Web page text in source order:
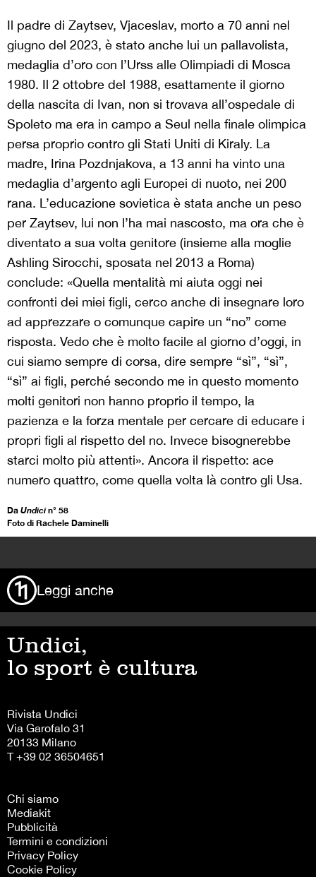
Il padre di Zaytsev, Vjaceslav, morto a 70 anni nel
giugno del 2023, è stato anche lui un pallavolista,
medaglia d’oro con l’Urss alle Olimpiadi di Mosca
1980. Il 2 ottobre del 1988, esattamente il giorno
della nascita di Ivan, non si trovava all’ospedale di
Spoleto ma era in campo a Seul nella finale olimpica
persa proprio contro gli Stati Uniti di Kiraly. La
madre, Irina Pozdnjakova, a 13 anni ha vinto una
medaglia d’argento agli Europei di nuoto, nei 200
rana. L’educazione sovietica è stata anche un peso
per Zaytsev, lui non l’ha mai nascosto, ma ora che è
diventato a sua volta genitore (insieme alla moglie
Ashling Sirocchi, sposata nel 2013 a Roma)
conclude: «Quella mentalità mi aiuta oggi nei
confronti dei miei figli, cerco anche di insegnare loro
ad apprezzare o comunque capire un “no” come
risposta. Vedo che è molto facile al giorno d’oggi, in
cui siamo sempre di corsa, dire sempre “sì”, “sì”,
“sì” ai figli, perché secondo me in questo momento
molti genitori non hanno proprio il tempo, la
pazienza e la forza mentale per cercare di educare i
propri figli al rispetto del no. Invece bisognerebbe
starci molto più attenti». Ancora il rispetto: ace
numero quattro, come quella volta là contro gli Usa.
Da Undicin° 58
Foto di Rachele Daminelli
Leggi anche
Undici,
lo sport è cultura
Rivista Undici
Via Garofalo 31
20133 Milano
T +39 02 36504651
Chi siamo
Mediakit
Pubblicità
Termini e condizioni
Privacy Policy
Cookie Policy